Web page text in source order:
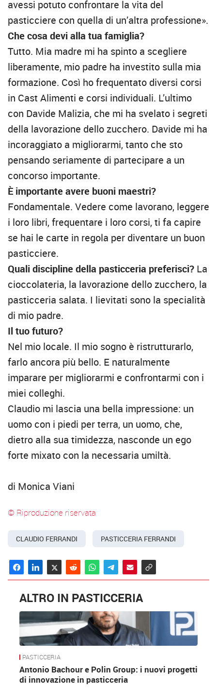
avessi potuto confrontare la vita del
pasticciere con quella di un’altra professione».
Che cosa devi alla tua famiglia?
Tutto. Mia madre mi ha spinto a scegliere
liberamente, mio padre ha investito sulla mia
formazione. Così ho frequentato diversi corsi
in Cast Alimenti e corsi individuali. L’ultimo
con Davide Malizia, che mi ha svelato i segreti
della lavorazione dello zucchero. Davide mi ha
incoraggiato a migliorarmi, tanto che sto
pensando seriamente di partecipare a un
concorso importante.
È importante avere buoni maestri?
Fondamentale. Vedere come lavorano, leggere
i loro libri, frequentare i loro corsi, ti fa capire
se hai le carte in regola per diventare un buon
pasticciere.
Quali discipline della pasticceria preferisci? La
cioccolateria, la lavorazione dello zucchero, la
pasticceria salata. I lievitati sono la specialità
di mio padre.
Il tuo futuro?
Nel mio locale. Il mio sogno è ristrutturarlo,
farlo ancora più bello. E naturalmente
imparare per migliorarmi e confrontarmi con i
miei colleghi.
Claudio mi lascia una bella impressione: un
uomo con i piedi per terra, un uomo, che,
dietro alla sua timidezza, nasconde un ego
forte mixato con la necessaria umiltà.
di Monica Viani
© Riproduzione riservata
CLAUDIO FERRANDI PASTICCERIA FERRANDI
ALTRO IN PASTICCERIA
PASTICCERIA
Antonio Bachour e Polin Group: i nuovi progetti
di innovazione in pasticceria